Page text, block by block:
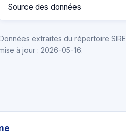
Source des données
extraites du répertoire
à jour : 2026-05-16.